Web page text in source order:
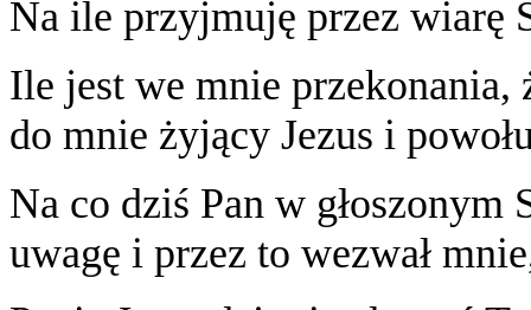
Na ile przyjmuję przez wiarę
Ile jest we mnie
do mnie żyjący Jezus i
Na co dziś Pan w głoszonym
uwagę i przez to wezwał